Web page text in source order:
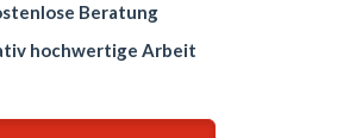
Beratung
hochwertige Arbeit